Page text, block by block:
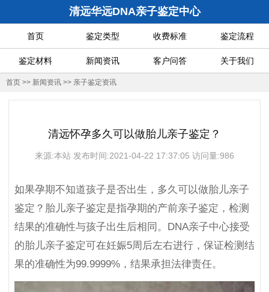
清远华远DNA亲子鉴定中心
首页 鉴定类型 收费标准 鉴定流程
鉴定材料 新闻资讯 客户问答 关于我们
首页 >> 新闻资讯 >> 亲子鉴定资讯
清远怀孕多久可以做胎儿亲子鉴定？
来源:本站 发布时间:2021-04-22 17:37:05 访问量:986
如果孕期不知道孩子是否出生，多久可以做胎儿亲子
鉴定？胎儿亲子鉴定是指孕期的产前亲子鉴定，检测
结果的准确性与孩子出生后相同。DNA亲子中心接受
的胎儿亲子鉴定可在妊娠5周后左右进行，保证检测结
果的准确性为99.9999%，结果承担法律责任。